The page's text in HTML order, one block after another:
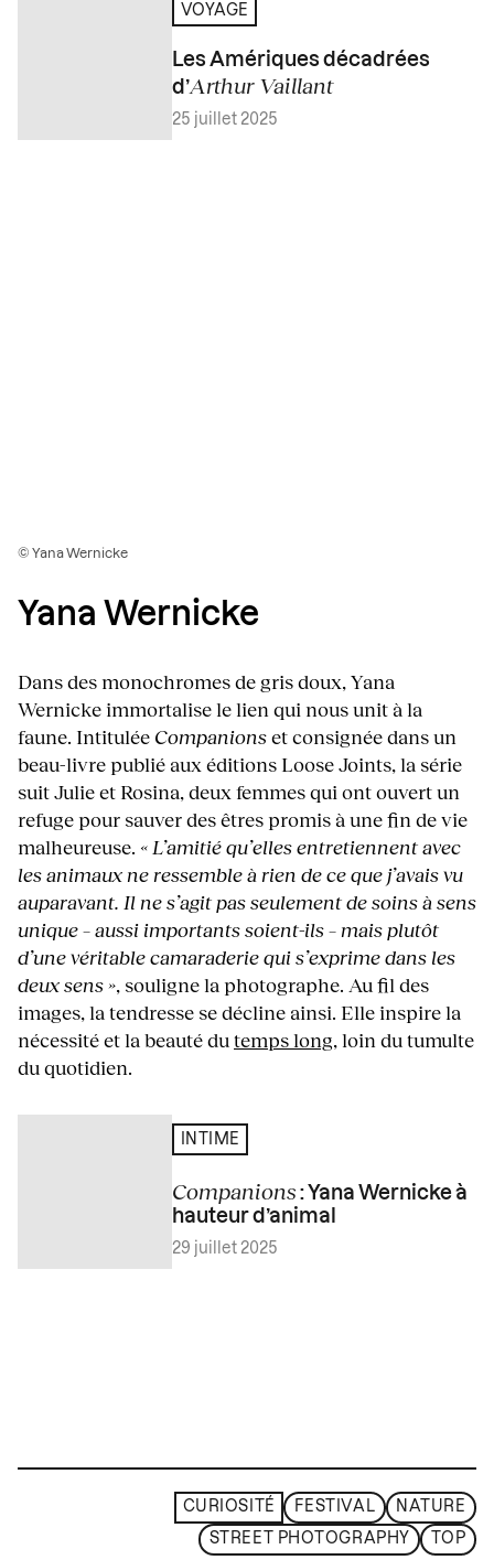
VOYAGE
Les Amériques décadrées
d’Arthur Vaillant
25 juillet 2025
© Yana Wernicke
Yana Wernicke
Dans des monochromes de gris doux, Yana
Wernicke immortalise le lien qui nous unit à la
faune. Intitulée Companionset consignée dans un
beau-livre publié aux éditions Loose Joints, la série
suit Julie et Rosina, deux femmes qui ont ouvert un
refuge pour sauver des êtres promis à une fin de vie
malheureuse. « L’amitié qu’elles entretiennent avec
les animaux ne ressemble à rien de ce que j’avais vu
auparavant. Il ne s’agit pas seulement de soins à sens
unique – aussi importants soient-ils – mais plutôt
d’une véritable camaraderie qui s’exprime dans les
deux sens », souligne la photographe. Au fil des
images, la tendresse se décline ainsi. Elle inspire la
nécessité et la beauté dutemps long, loin du tumulte
du quotidien.
INTIME
Companions: Yana Wernicke à
hauteur d’animal
29 juillet 2025
CURIOSITÉ FESTIVAL NATURE
STREET PHOTOGRAPHY TOP